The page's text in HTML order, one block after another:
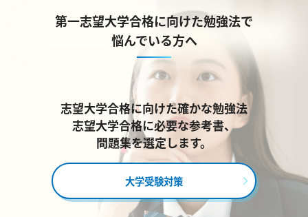
第一志望大学合格に向けた勉強法で
悩んでいる方へ
志望大学合格に向けた確かな勉強法
志望大学合格に必要な参考書、
問題集を選定します。
大学受験対策